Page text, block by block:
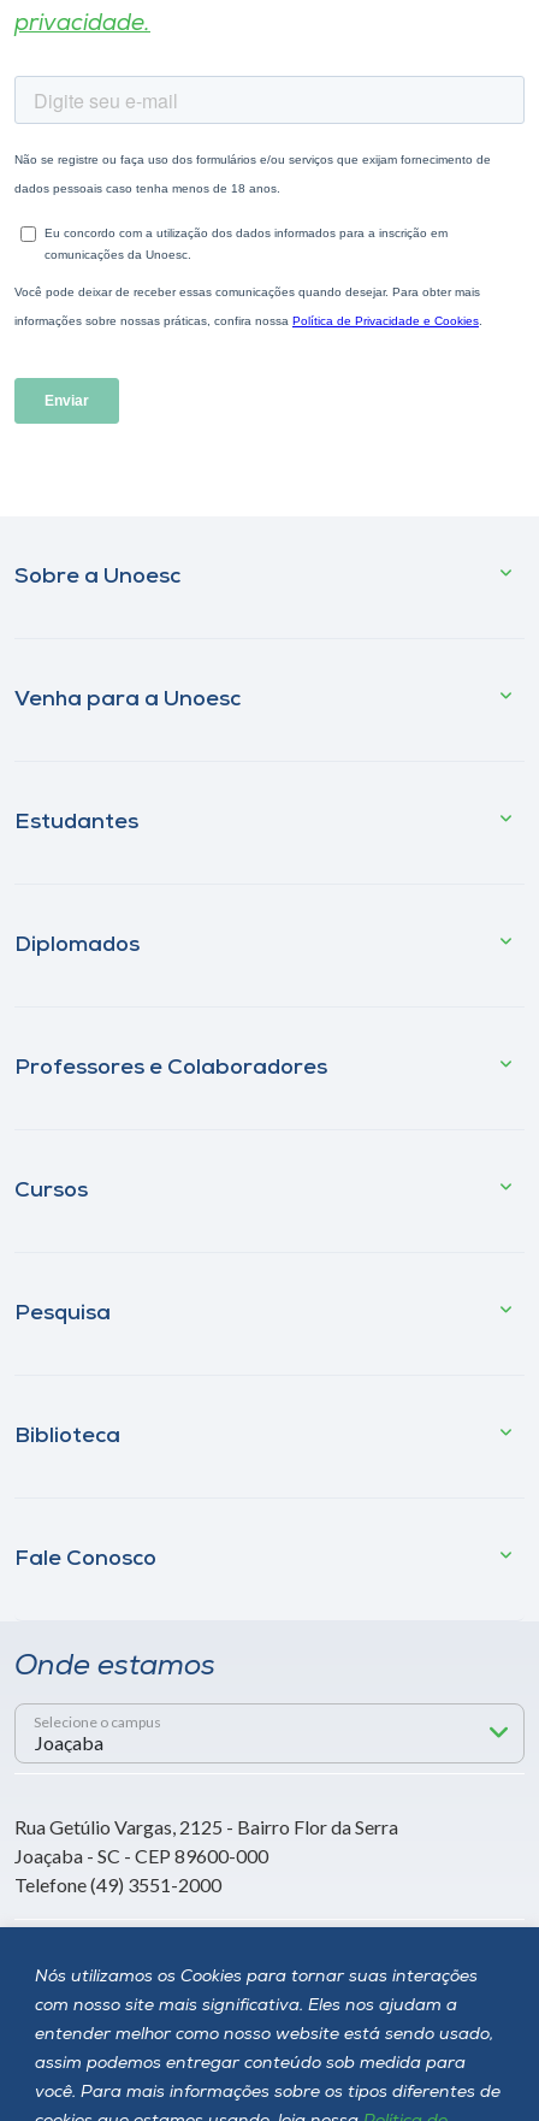
Nós utilizamos os Cookies para tornar suas interações
com nosso site mais significativa. Eles nos ajudam a
entender melhor como nosso website está sendo usado,
assim podemos entregar conteúdo sob medida para
você. Para mais informações sobre os tipos diferentes de
privacidade.
Sobre a Unoesc
Venha para a Unoesc
Estudantes
Diplomados
Professores e Colaboradores
Cursos
Pesquisa
Biblioteca
Fale Conosco
Onde estamos
Selecione o campus
Rua Getúlio Vargas, 2125 - Bairro Flor da Serra
Joaçaba - SC - CEP 89600-000
Telefone (49) 3551-2000
Siga a Unoesc